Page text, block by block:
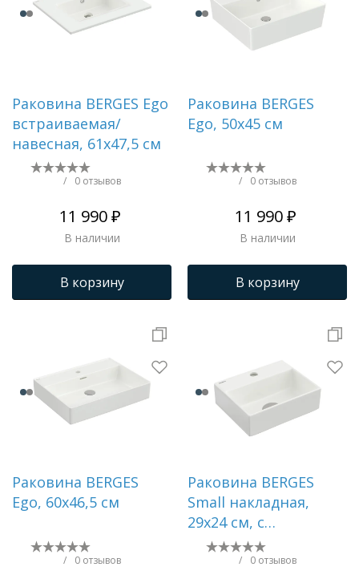
Раковина BERGES Ego
встраиваемая/
навесная, 61х47,5 см
/ 0 отзывов
11 990 ₽
В наличии
В корзину
Раковина BERGES
Ego, 50х45 см
/ 0 отзывов
11 990 ₽
В наличии
В корзину
Раковина BERGES
Ego, 60х46,5 см
/ 0 отзывов
Раковина BERGES
Small накладная,
29х24 см, с
отверстием под
смеситель
/ 0 отзывов